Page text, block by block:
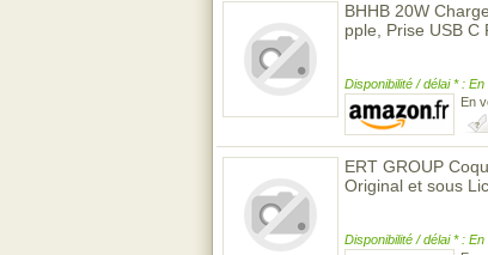
BHHB 20W
pple, Prise USB
Disponibilité / délai * :
En
ERT GROUP
Original et sous
Disponibilité / délai * :